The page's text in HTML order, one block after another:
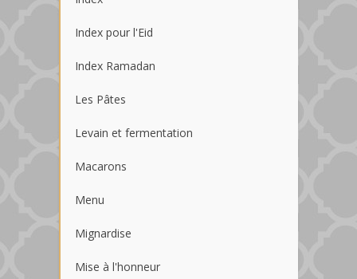
Index pour l'Eid
Index Ramadan
Les Pâtes
Levain et fermentation
Macarons
Menu
Mignardise
Mise à l'honneur